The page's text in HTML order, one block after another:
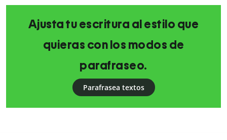
Ajusta tu escritura al estilo que
quieras con los modos de
parafraseo.
Parafrasea textos